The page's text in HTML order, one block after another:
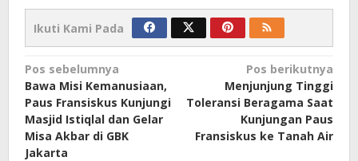
Ikuti Kami Pada
Navigasi
pos
Pos sebelumnya
Bawa Misi Kemanusiaan,
Paus Fransiskus Kunjungi
Masjid Istiqlal dan Gelar
Misa Akbar di GBK
Jakarta
Pos berikutnya
Menjunjung Tinggi
Toleransi Beragama Saat
Kunjungan Paus
Fransiskus ke Tanah Air